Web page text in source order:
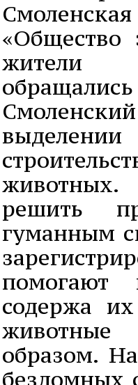
«Общество
жители
животных.
решить
гуманным
помогают
содержа
образом.
бездомных